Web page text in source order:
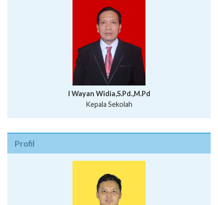
I Wayan Widia,S.Pd.,M.Pd
Kepala Sekolah
Profil